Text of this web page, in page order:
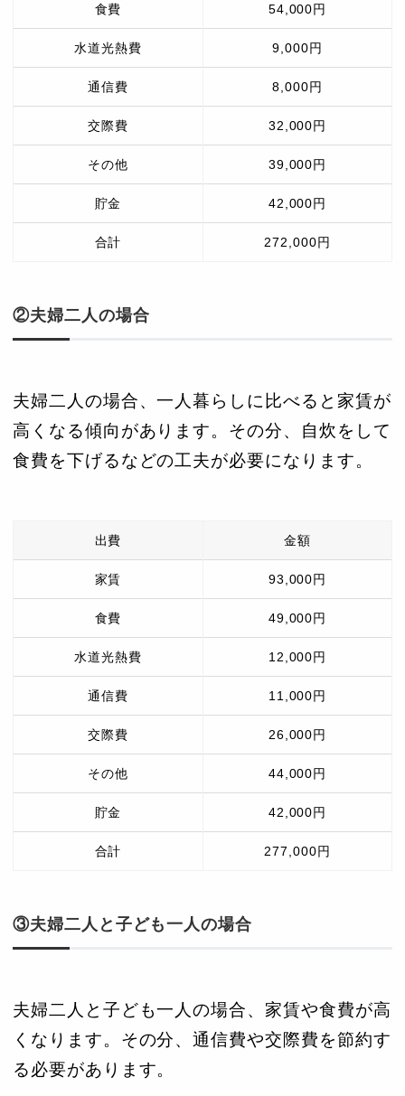
食費 54,000円
水道光熱費 9,000円
通信費 8,000円
交際費 32,000円
その他 39,000円
貯金 42,000円
合計 272,000円
②夫婦二人の場合
夫婦二人の場合、一人暮らしに比べると家賃が
高くなる傾向があります。その分、自炊をして
食費を下げるなどの工夫が必要になります。
出費 金額
家賃 93,000円
食費 49,000円
水道光熱費 12,000円
通信費 11,000円
交際費 26,000円
その他 44,000円
貯金 42,000円
合計 277,000円
③夫婦二人と子ども一人の場合
夫婦二人と子ども一人の場合、家賃や食費が高
くなります。その分、通信費や交際費を節約す
る必要があります。